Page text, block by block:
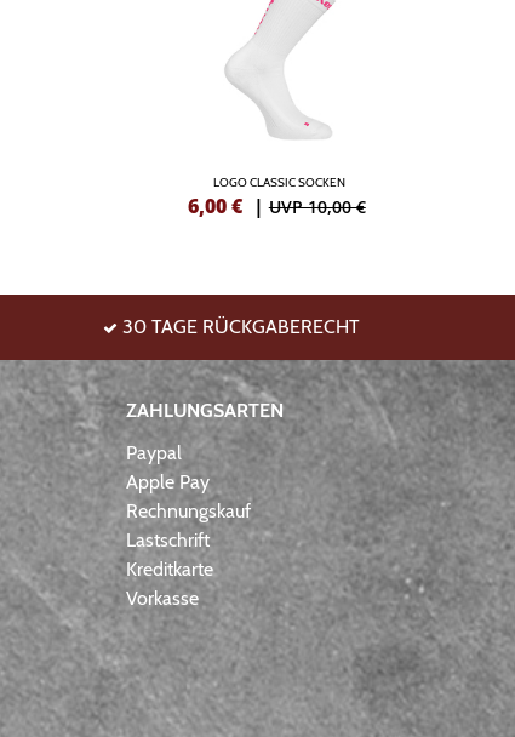
LOGO CLASSIC SOCKEN
6,00€ |UVP 10,00 €
30 TAGE RÜCKGABERECHT
ZAHLUNGSARTEN
Paypal
Apple Pay
Rechnungskauf
Lastschrift
Kreditkarte
Vorkasse